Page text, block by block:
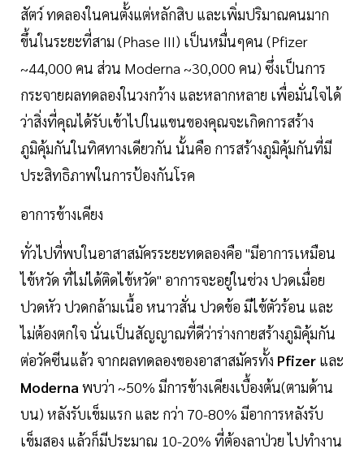
สัตว์ ทดลองในคนตั้งแต่หลักสิบ และเพิ่มปริมาณคนมาก
ขึ้นในระยะที่สาม (Phase III) เป็นหมื่นๆคน (Pfizer
~44,000 คน ส่วน Moderna ~30,000 คน) ซึ่งเป็นการ
กระจายผลทดลองในวงกว้าง และหลากหลาย เพื่อมั่นใจได้
ว่าสิ่งที่คุณได้รับเข้าไปในแขนของคุณจะเกิดการสร้าง
ภูมิคุ้มกันในทิศทางเดียวกัน นั้นคือ การสร้างภูมิคุ้มกันที่มี
ประสิทธิภาพในการป้องกันโรค
อาการข้างเคียง
ทั่วไปที่พบในอาสาสมัครระยะทดลองคือ "มีอาการเหมือน
ไข้หวัด ที่ไม่ได้ติดไข้หวัด" อาการจะอยู่ในช่วง ปวดเมื่อย
ปวดหัว ปวดกล้ามเนื้อ หนาวสั่น ปวดข้อ มีไข้ตัวร้อน และ
ไม่ต้องตกใจ นั่นเป็นสัญญาณที่ดีว่าร่างกายสร้างภูมิคุ้มกัน
ต่อวัคซีนแล้ว จากผลทดลองของอาสาสมัครทั้ง Pfizer และ
Moderna พบว่า ~50% มีการข้างเคียงเบื้องต้น(ตามด้าน
บน) หลังรับเข็มแรก และ กว่า 70-80% มีอาการหลังรับ
เข็มสอง แล้วก็มีประมาณ 10-20% ที่ต้องลาป่วย ไปทำงาน